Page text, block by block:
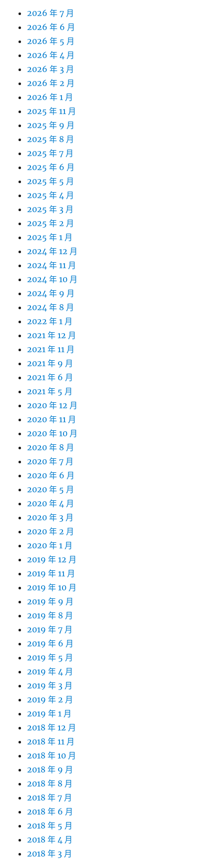
2026 年 7 月
2026 年 6 月
2026 年 5 月
2026 年 4 月
2026 年 3 月
2026 年 2 月
2026 年 1 月
2025 年 11 月
2025 年 9 月
2025 年 8 月
2025 年 7 月
2025 年 6 月
2025 年 5 月
2025 年 4 月
2025 年 3 月
2025 年 2 月
2025 年 1 月
2024 年 12 月
2024 年 11 月
2024 年 10 月
2024 年 9 月
2024 年 8 月
2022 年 1 月
2021 年 12 月
2021 年 11 月
2021 年 9 月
2021 年 6 月
2021 年 5 月
2020 年 12 月
2020 年 11 月
2020 年 10 月
2020 年 8 月
2020 年 7 月
2020 年 6 月
2020 年 5 月
2020 年 4 月
2020 年 3 月
2020 年 2 月
2020 年 1 月
2019 年 12 月
2019 年 11 月
2019 年 10 月
2019 年 9 月
2019 年 8 月
2019 年 7 月
2019 年 6 月
2019 年 5 月
2019 年 4 月
2019 年 3 月
2019 年 2 月
2019 年 1 月
2018 年 12 月
2018 年 11 月
2018 年 10 月
2018 年 9 月
2018 年 8 月
2018 年 7 月
2018 年 6 月
2018 年 5 月
2018 年 4 月
2018 年 3 月